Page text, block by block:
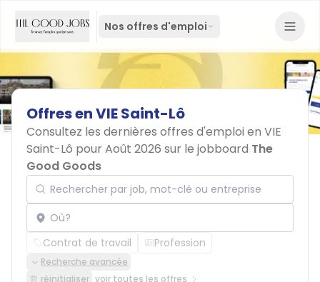
Nos offres d'emploi
OffresenVIESaint-Lô
Consultez les dernières offres d'emploi en VIE
Saint-Lô pour Août 2026 sur le jobboard The
Good Goods
Rechercher par job, mot-clé ou entreprise
Localisation
Contrat de travail Profession
Recherche avancée
réinitialiser voir toutes les offres